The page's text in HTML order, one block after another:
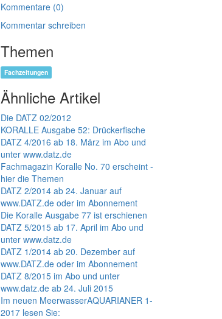
Kommentare (0)
Kommentar schreiben
Themen
Fachzeitungen
Ähnliche Artikel
Die DATZ 02/2012
KORALLE Ausgabe 52: Drückerfische
DATZ 4/2016 ab 18. März im Abo und
unter www.datz.de
Fachmagazin Koralle No. 70 erscheint -
hier die Themen
DATZ 2/2014 ab 24. Januar auf
www.DATZ.de oder im Abonnement
Die Koralle Ausgabe 77 ist erschienen
DATZ 5/2015 ab 17. April im Abo und
unter www.datz.de
DATZ 1/2014 ab 20. Dezember auf
www.DATZ.de oder im Abonnement
DATZ 8/2015 im Abo und unter
www.datz.de ab 24. Juli 2015
Im neuen MeerwasserAQUARIANER 1-
2017 lesen Sie: